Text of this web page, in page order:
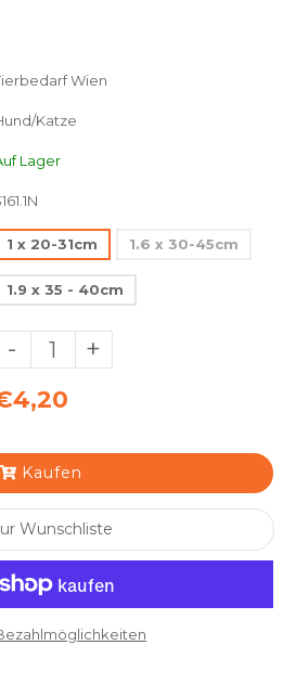
Wien
Katze
Lager
1 x 20-31cm 1.6 x 30-45cm
1.9 x 35 - 40cm
- +
Kaufen
Wunschliste